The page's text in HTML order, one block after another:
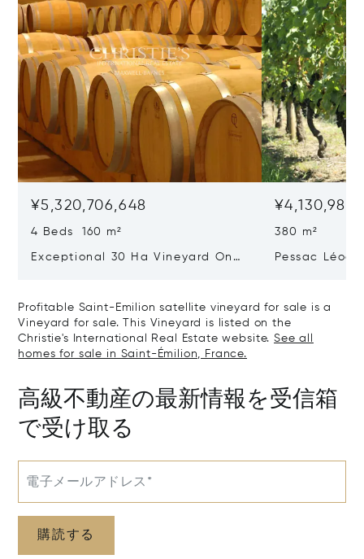
¥5,320,706,648
4 Beds 160 m²
Exceptional 30 Ha Vineyard On
380 m²
Pessac
Profitable Saint-Emilion satellite vineyard for sale is a
Vineyard for sale. This Vineyard is listed on the
Christie's International Real Estate website.See all
homes for sale in Saint-Émilion, France.
高級不動産の最新情報を受信箱
で受け取る
電子メールアドレス*
購読する